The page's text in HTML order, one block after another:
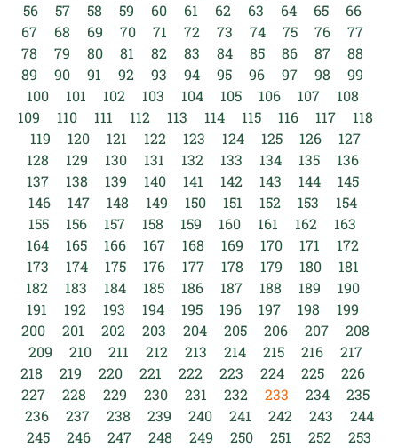
56
57 58 59 60 61 62 63 64 65
66
67
68 69 70 71 72 73 74 75 76
77
78
79 80 81 82 83 84 85 86 87
88
89
90 91 92 93 94 95 96 97 98
99
100
101 102 103 104 105 106 107
108
109
110 111 112 113 114 115 116 117
118
119
120 121 122 123 124 125 126
127
128
129 130 131 132 133 134 135
136
137
138 139 140 141 142 143 144
145
146
147 148 149 150 151 152 153
154
155
156 157 158 159 160 161 162
163
164
165 166 167 168 169 170 171
172
173
174 175 176 177 178 179 180
181
182
183 184 185 186 187 188 189
190
191
192 193 194 195 196 197 198
199
200
201 202 203 204 205 206 207
208
209
210 211 212 213 214 215 216
217
218
219 220 221 222 223 224 225
226
227
228 229 230 231 232 233 234
235
236
237 238 239 240 241 242 243
244
245
246 247 248 249 250 251 252
253